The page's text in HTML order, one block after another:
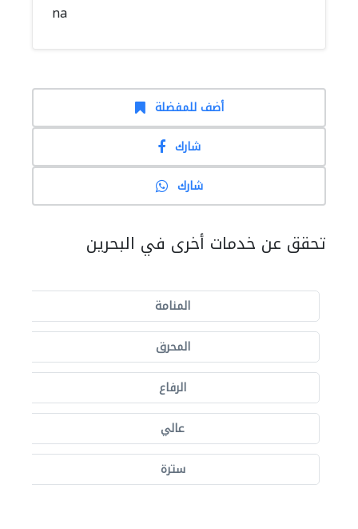
na
أضف للمفضلة
شارك
شارك
تحقق عن خدمات أخرى في البحرين
المنامة
المحرق
الرفاع
عالي
سترة